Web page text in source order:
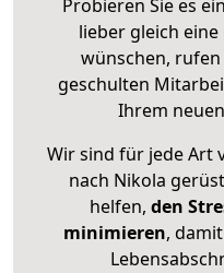
Probieren Sie es
lieber gleich eine
wünschen,
geschulten
Ihrem
Wir sind für jede Art
nach Nikola
helfen, den
minimieren,